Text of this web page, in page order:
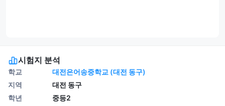
시험지 분석
학교
대전은어송중학교 (대전 동구)
지역
대전 동구
학년
중등2